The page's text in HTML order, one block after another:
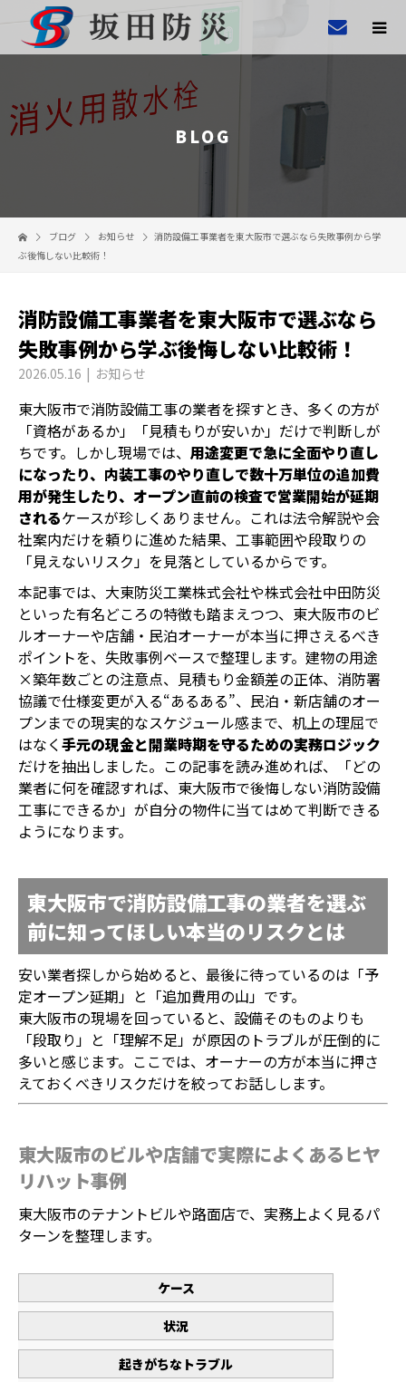
BLOG
ブログ お知らせ
消防設備工事業者を東大阪市で選ぶなら失敗事例から学
ぶ後悔しない比較術！
消防設備工事業者を東大阪市で選ぶなら
失敗事例から学ぶ後悔しない比較術！
2026.05.16 お知らせ
東大阪市で消防設備工事の業者を探すとき、多くの方が
「資格があるか」「見積もりが安いか」だけで判断しが
ちです。しかし現場では、 用途変更で急に全面やり直し
になったり、内装工事のやり直しで数十万単位の追加費
用が発生したり、オープン直前の検査で営業開始が延期
されるケースが珍しくありません。これは法令解説や会
社案内だけを頼りに進めた結果、工事範囲や段取りの
「見えないリスク」を見落としているからです。
本記事では、大東防災工業株式会社や株式会社中田防災
といった有名どころの特徴も踏まえつつ、東大阪市のビ
ルオーナーや店舗・民泊オーナーが本当に押さえるべき
ポイントを、失敗事例ベースで整理します。建物の用途
×築年数ごとの注意点、見積もり金額差の正体、消防署
協議で仕様変更が入る“あるある”、民泊・新店舗のオー
プンまでの現実的なスケジュール感まで、机上の理屈で
はなく手元の現金と開業時期を守るための実務ロジック
だけを抽出しました。この記事を読み進めれば、「どの
業者に何を確認すれば、東大阪市で後悔しない消防設備
工事にできるか」が自分の物件に当てはめて判断できる
ようになります。
東大阪市で消防設備工事の業者を選ぶ
前に知ってほしい本当のリスクとは
安い業者探しから始めると、最後に待っているのは「予
定オープン延期」と「追加費用の山」です。
東大阪市の現場を回っていると、設備そのものよりも
「段取り」と「理解不足」が原因のトラブルが圧倒的に
多いと感じます。ここでは、オーナーの方が本当に押さ
えておくべきリスクだけを絞ってお話しします。
東大阪市のビルや店舗で実際によくあるヒヤ
リハット事例
東大阪市のテナントビルや路面店で、実務上よく見るパ
ターンを整理します。
ケース
状況
起きがちなトラブル